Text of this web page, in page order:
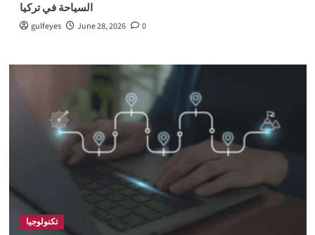
السياحة في تركيا
gulfeyes June 28, 2026 0
تكنولوجيا